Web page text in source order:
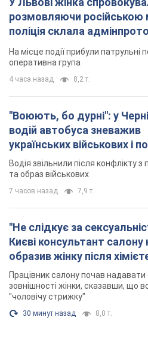
водій автобуса зневажив
українських військових і
Відео
та образ військових
"Не слідкує за
Києві консультант салону
образив жінку після
розгорівся скандал. Фото
зовнішності жінки, сказавши, що
"чоловічу стрижку"
30 минут назад